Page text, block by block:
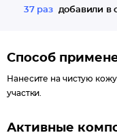
37 раз
добавили в
Способ
Нанесите на чистую
участки.
Активные